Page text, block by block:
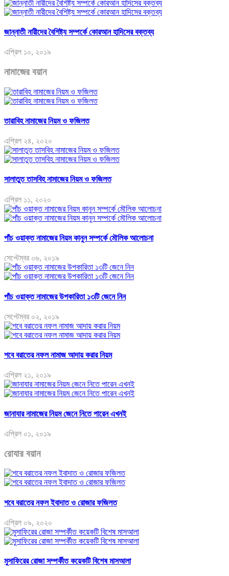
জান্নাতী নারীদের বৈশিষ্ট্য সম্পর্কে কোরআন হাদিসের বক্তব্য
এপ্রিল ১০, ২০১৯
নামাজের বয়ান
তারাবিহ নামাজের নিয়ম ও ফজিলত
এপ্রিল ২৪, ২০২০
সালাতুত তাসবিহ নামাজের নিয়ম ও ফজিলত
এপ্রিল ১১, ২০২০
পাঁচ ওয়াক্ত নামাজের নিয়ম কানুন সম্পর্কে মৌলিক আলোচনা
সেপ্টেম্বর ০৬, ২০১৯
পাঁচ ওয়াক্ত নামাজের উপকারিতা ১৩টি জেনে নিন
সেপ্টেম্বর ০২, ২০১৯
শবে বরাতের নফল নামাজ আদায় করার নিয়ম
এপ্রিল ২১, ২০১৯
জানাযার নামাজের নিয়ম জেনে নিতে পারেন এখনই
এপ্রিল ০১, ২০১৯
রোযার বয়ান
শবে বরাতের নফল ইবাদাত ও রোজার ফজিলত
এপ্রিল ০৯, ২০২০
মুসাফিরের রোজা সম্পর্কীত কয়েকটি বিশেষ মাসআলা